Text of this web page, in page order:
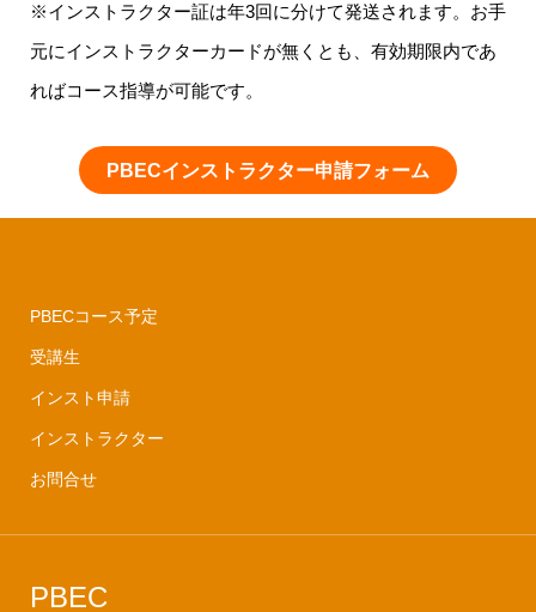
※インストラクター証は年3回に分けて発送されます。お手
元にインストラクターカードが無くとも、有効期限内であ
ればコース指導が可能です。
PBECインストラクター申請フォーム
PBECコース予定
受講生
インスト申請
インストラクター
お問合せ
PBEC